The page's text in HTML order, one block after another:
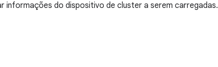
informações do dispositivo de cluster a serem carregadas.